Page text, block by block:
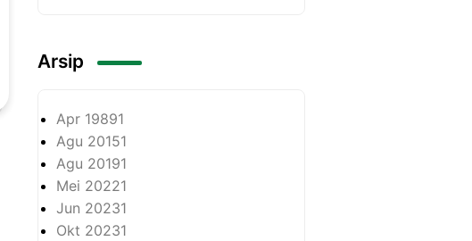
Arsip
Apr 19891
Agu 20151
Agu 20191
Mei 20221
Jun 20231
Okt 20231